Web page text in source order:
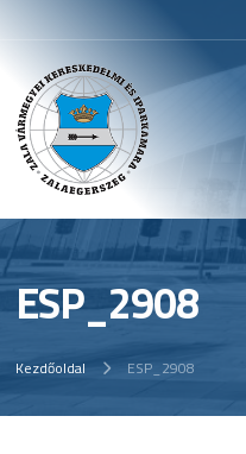
ESP_2908
Kezdőoldal ESP_2908